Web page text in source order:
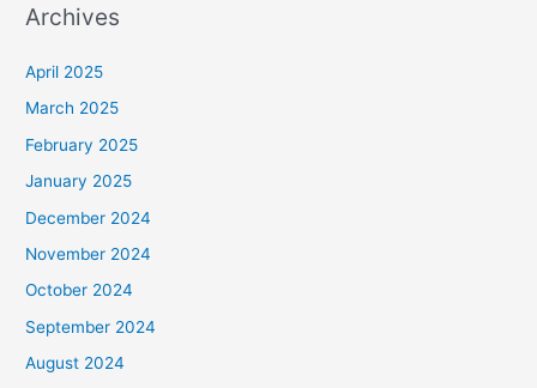
Archives
April 2025
March 2025
February 2025
January 2025
December 2024
November 2024
October 2024
September 2024
August 2024